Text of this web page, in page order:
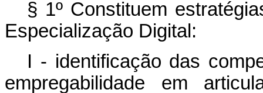
§ 1º Constituem
Especialização Digital:
I - identificação das
empregabilidade em